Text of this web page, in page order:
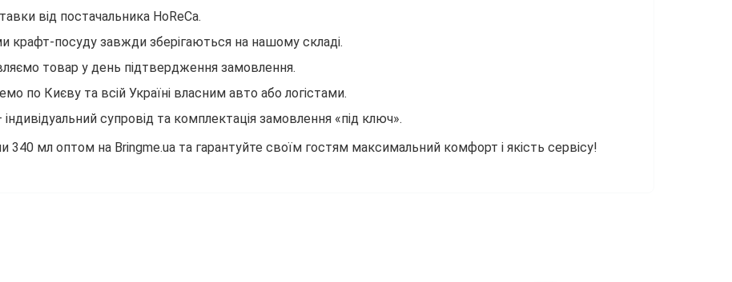
від постачальника HoReCa.
крафт-посуду завжди зберігаються на нашому складі.
товар у день підтвердження замовлення.
по Києву та всій Україні власним авто або логістами.
індивідуальний супровід та комплектація замовлення «під ключ».
340 мл оптом на Bringme.ua та гарантуйте своїм гостям максимальний комфорт і якість сервісу!